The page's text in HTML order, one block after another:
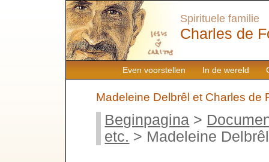
Even voorstellen In de wereld
Spirituele familie
Charles de
Madeleine Delbrêl et Charles de
Beginpagina >
etc. > Madeleine